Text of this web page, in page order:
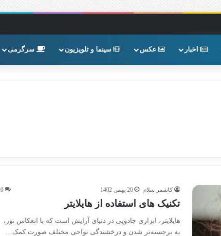
اخبار عکس سینما و تلویزیون سرگرمی
کاشمر سلام 20 بهمن 1402 0
تکنیک های استفاده از هایلایتر
هایلایتر، ابزاری جادویی در دنیای آرایش است که با انعکاس نور،
به برجسته‌تر شدن و درخشندگی نواحی مختلف صورت کمک…